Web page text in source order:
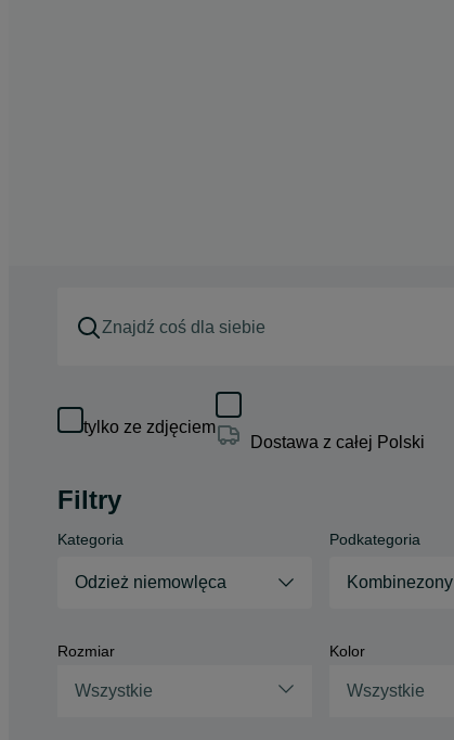
tylko ze zdjęciem
Dostawa z całej Polski
Filtry
Kategoria
Odzież niemowlęca
Podkategoria
Kombinezony
Rozmiar
Wszystkie
Kolor
Wszystkie